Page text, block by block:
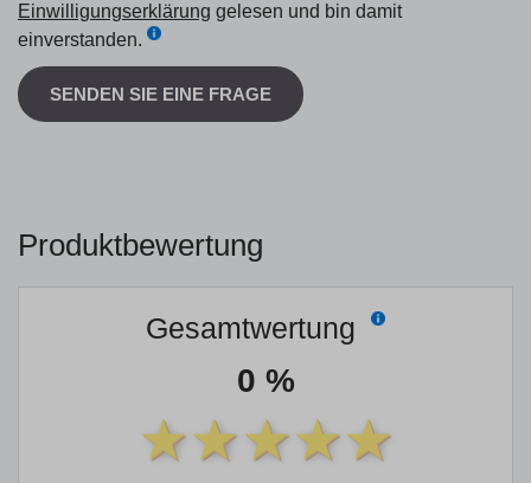
Einwilligungserklärung gelesen und bin damit
einverstanden.
SENDEN SIE EINE FRAGE
Produktbewertung
Gesamtwertung
0 %